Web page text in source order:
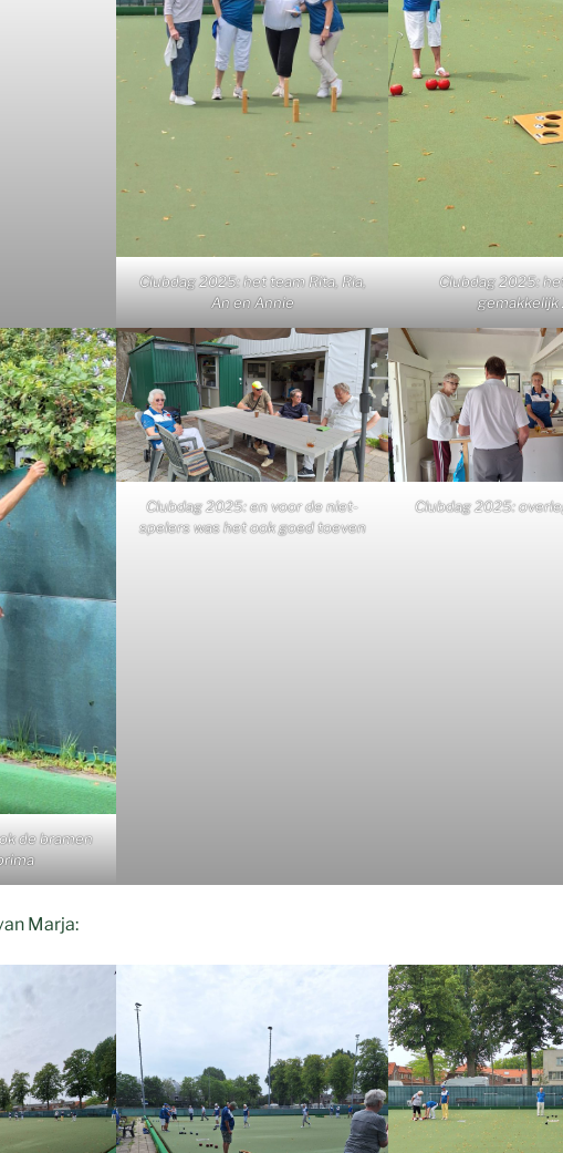
Clubdag 2025: het team Rita, Ria,
An en Annie
Clubdag 2025:
gemakkelijk
de bramen
Clubdag 2025: en voor de niet-
spelers was het ook goed toeven
Clubdag 2025:
Marja: